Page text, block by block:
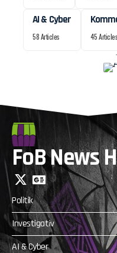
AI & Cyber
58 Articles 45 Articles
FoB News
Politik
Investigativ
AI & Cyber